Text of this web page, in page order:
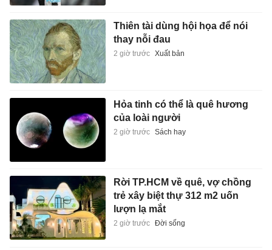
Thiên tài dùng hội họa để nói
thay nỗi đau
2 giờ trước Xuất bản
Hỏa tinh có thể là quê hương
của loài người
2 giờ trước Sách hay
Rời TP.HCM về quê, vợ chồng
trẻ xây biệt thự 312 m2 uốn
lượn lạ mắt
2 giờ trước Đời sống